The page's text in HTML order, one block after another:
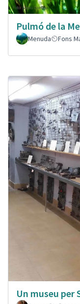
Pulmó de la
Menuda
Fons
Un museu per